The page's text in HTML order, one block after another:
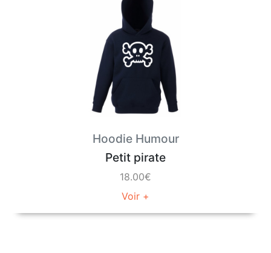
Hoodie Humour
Petit pirate
18.00€
Voir +